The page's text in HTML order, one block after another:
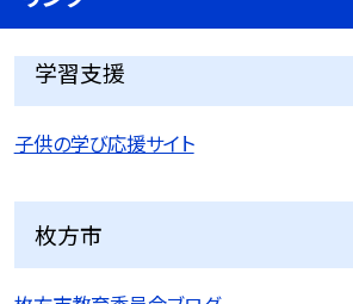
学習支援
子供の学び応援サイト
枚方市